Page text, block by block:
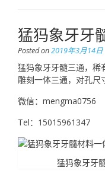
猛犸象牙牙
Posted on2019年3月14日
猛犸象牙牙髓三通，稀
雕刻一体三通，对孔尺
微信：mengma0756
Tel：15015961347
猛犸象牙牙